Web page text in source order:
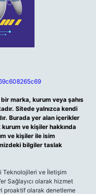
marka, kurum veya şahıs
Sitede yalnızca kendi
Burada yer alan içerikler
ve kişiler hakkında
ve kişiler ile isim
bilgiler taslak
Teknolojileri ve İletişim
Sağlayıcı olarak hizmet
proaktif olarak denetleme